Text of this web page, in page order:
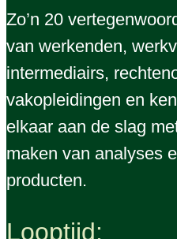
Zo’n 20
van werkenden,
intermediairs,
vakopleidingen en
elkaar aan de slag
maken van analyses
producten.
Looptijd: